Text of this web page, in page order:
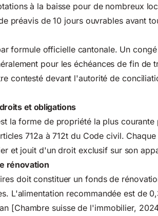
à la baisse pour de nombreux
préavis de 10 jours ouvrables avant
formule officielle cantonale. Un
pour les échéances de fin de
contesté devant l'autorité de
et obligations
la forme de propriété la plus
712a à 712t du Code civil.
et jouit d'un droit exclusif sur son
rénovation
doit constituer un fonds de
L'alimentation recommandée est de
[Chambre suisse de l'immobilier,